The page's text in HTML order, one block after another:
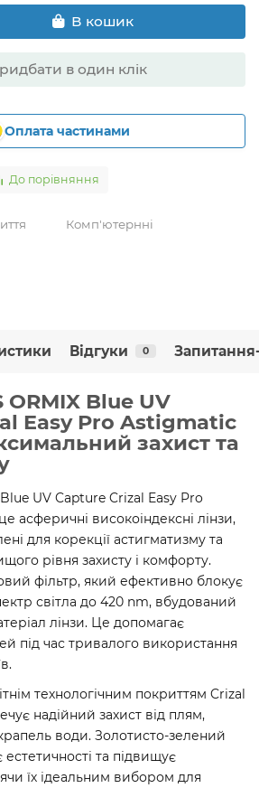
В кошик
в один клік
Оплата частинами
До порівняння
Комп'ютернні
Відгуки 0
ORMIX Blue UV
Easy Pro Astigmatic
захист та
UV Capture Crizal Easy Pro
асферичні високоіндексні лінзи,
для корекції астигматизму та
рівня захисту і комфорту.
фільтр, який ефективно блокує
світла до 420 nm, вбудований
лінзи. Це допомагає
під час тривалого використання
технологічним покриттям Crizal
надійний захист від плям,
крапель води. Золотисто-зелений
естетичності та підвищує
їх ідеальним вибором для